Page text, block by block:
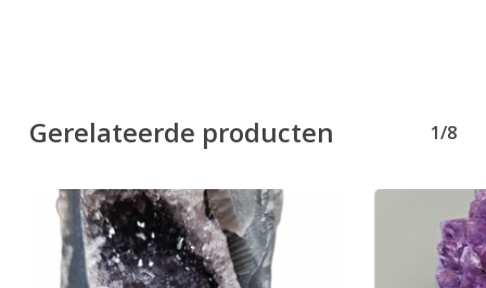
Gerelateerde producten 1/8